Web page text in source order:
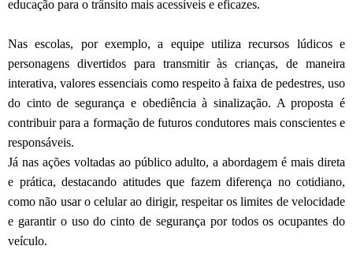
educação para o trânsito mais acessíveis e eficazes.
Nas escolas, por exemplo, a equipe utiliza recursos lúdicos e
personagens divertidos para transmitir às crianças, de maneira
interativa, valores essenciais como respeito à faixa de pedestres, uso
do cinto de segurança e obediência à sinalização. A proposta é
contribuir para a formação de futuros condutores mais conscientes e
responsáveis.
Já nas ações voltadas ao público adulto, a abordagem é mais direta
e prática, destacando atitudes que fazem diferença no cotidiano,
como não usar o celular ao dirigir, respeitar os limites de velocidade
e garantir o uso do cinto de segurança por todos os ocupantes do
veículo.